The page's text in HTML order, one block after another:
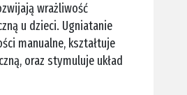
wrażliwość
u dzieci. Ugniatanie
manualne, kształtuje
oraz stymuluje układ